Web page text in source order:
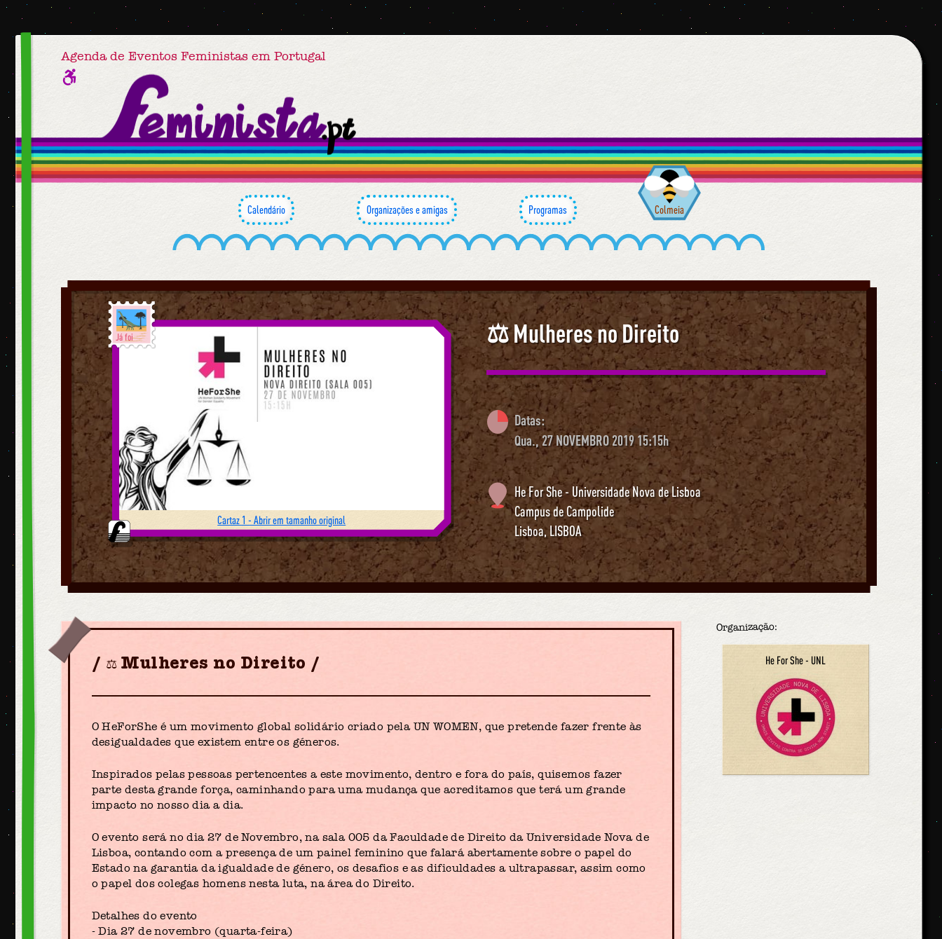
Agenda de Eventos Feministas em Portugal
Calendário Organizações e amigas Programas Colmeia
⚖️ Mulheres no Direito
Datas:
Qua., 27 NOVEMBRO 2019 15:15h
He For She - Universidade Nova de Lisboa
Campus de Campolide
Lisboa,LISBOA
Já foi
Cartaz 1 - Abrir em tamanho original
⚖️ Mulheres no Direito
O HeForShe é um movimento global solidário criado pela UN WOMEN, que pretende fazer frente às
desigualdades que existem entre os géneros.
Inspirados pelas pessoas pertencentes a este movimento, dentro e fora do país, quisemos fazer
parte desta grande força, caminhando para uma mudança que acreditamos que terá um grande
impacto no nosso dia a dia.
O evento será no dia 27 de Novembro, na sala 005 da Faculdade de Direito da Universidade Nova de
Lisboa, contando com a presença de um painel feminino que falará abertamente sobre o papel do
Estado na garantia da igualdade de género, os desafios e as dificuldades a ultrapassar, assim como
o papel dos colegas homens nesta luta, na área do Direito.
Detalhes do evento
- Dia 27 de novembro (quarta-feira)
Organização:
He For She - UNL